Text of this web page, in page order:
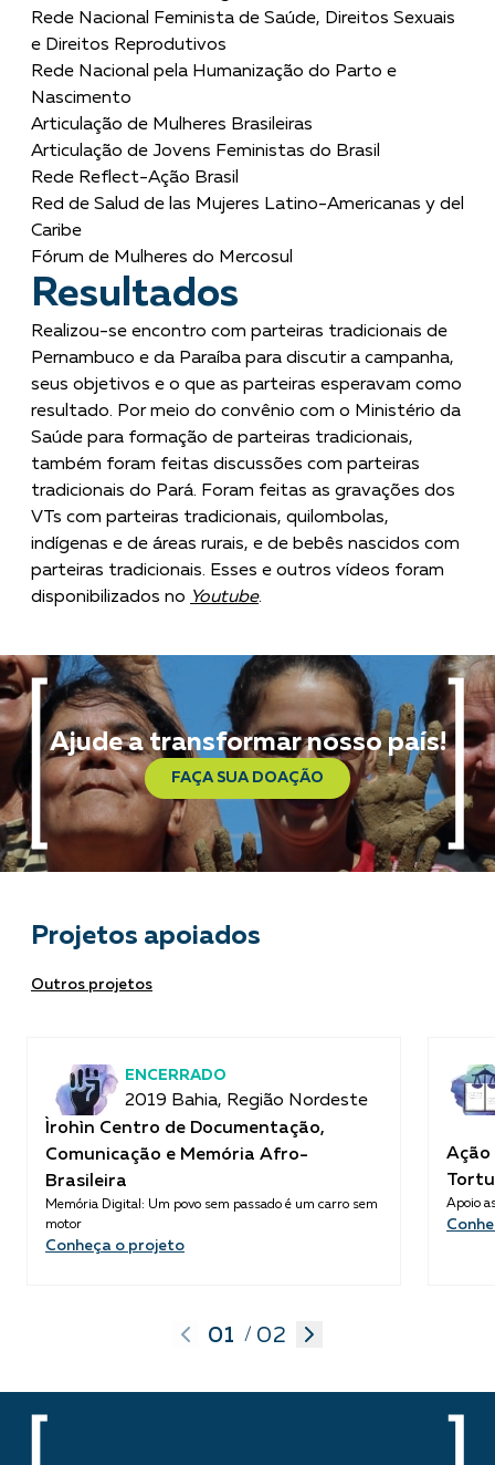
Rede Nacional Feminista de Saúde, Direitos Sexuais
e Direitos Reprodutivos
Rede Nacional pela Humanização do Parto e
Nascimento
Articulação de Mulheres Brasileiras
Articulação de Jovens Feministas do Brasil
Rede Reflect-Ação Brasil
Red de Salud de las Mujeres Latino-Americanas y del
Caribe
Fórum de Mulheres do Mercosul
Resultados
Realizou-se encontro com parteiras tradicionais de
Pernambuco e da Paraíba para discutir a campanha,
seus objetivos e o que as parteiras esperavam como
resultado. Por meio do convênio com o Ministério da
Saúde para formação de parteiras tradicionais,
também foram feitas discussões com parteiras
tradicionais do Pará. Foram feitas as gravações dos
VTs com parteiras tradicionais, quilombolas,
indígenas e de áreas rurais, e de bebês nascidos com
parteiras tradicionais. Esses e outros vídeos foram
disponibilizados no Youtube.
Ajude a transformar nosso país!
FAÇA SUA DOAÇÃO
Projetos apoiados
Outros projetos
ENCERRADO
2019 Bahia, Região Nordeste
Ìrohìn Centro de Documentação,
Comunicação e Memória Afro-
Brasileira
Memória Digital: Um povo sem passado é um carro sem
motor
Conheça o projeto
Ação
Apoio
01 / 02